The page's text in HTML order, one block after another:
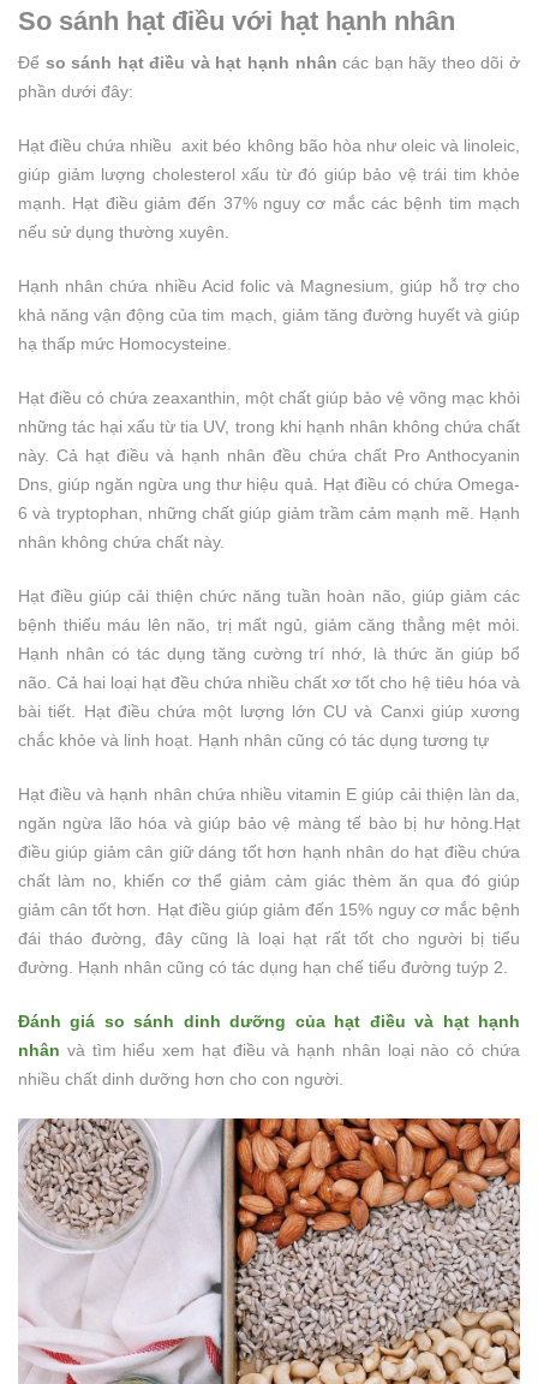
So sánh hạt điều với hạt hạnh nhân
Để so sánh hạt điều và hạt hạnh nhân các bạn hãy theo dõi ở
phần dưới đây:
Hạt điều chứa nhiều axit béo không bão hòa như oleic và linoleic,
giúp giảm lượng cholesterol xấu từ đó giúp bảo vệ trái tim khỏe
mạnh. Hạt điều giảm đến 37% nguy cơ mắc các bệnh tim mạch
nếu sử dụng thường xuyên.
Hạnh nhân chứa nhiều Acid folic và Magnesium, giúp hỗ trợ cho
khả năng vận động của tim mạch, giảm tăng đường huyết và giúp
hạ thấp mức Homocysteine.
Hạt điều có chứa zeaxanthin, một chất giúp bảo vệ võng mạc khỏi
những tác hại xấu từ tia UV, trong khi hạnh nhân không chứa chất
này. Cả hạt điều và hạnh nhân đều chứa chất Pro Anthocyanin
Dns, giúp ngăn ngừa ung thư hiệu quả. Hạt điều có chứa Omega-
6 và tryptophan, những chất giúp giảm trầm cảm mạnh mẽ. Hạnh
nhân không chứa chất này.
Hạt điều giúp cải thiện chức năng tuần hoàn não, giúp giảm các
bệnh thiếu máu lên não, trị mất ngủ, giảm căng thẳng mệt mỏi.
Hạnh nhân có tác dụng tăng cường trí nhớ, là thức ăn giúp bổ
não. Cả hai loại hạt đều chứa nhiều chất xơ tốt cho hệ tiêu hóa và
bài tiết. Hạt điều chứa một lượng lớn CU và Canxi giúp xương
chắc khỏe và linh hoạt. Hạnh nhân cũng có tác dụng tương tự
Hạt điều và hạnh nhân chứa nhiều vitamin E giúp cải thiện làn da,
ngăn ngừa lão hóa và giúp bảo vệ màng tế bào bị hư hỏng.Hạt
điều giúp giảm cân giữ dáng tốt hơn hạnh nhân do hạt điều chứa
chất làm no, khiến cơ thể giảm cảm giác thèm ăn qua đó giúp
giảm cân tốt hơn. Hạt điều giúp giảm đến 15% nguy cơ mắc bệnh
đái tháo đường, đây cũng là loại hạt rất tốt cho người bị tiểu
đường. Hạnh nhân cũng có tác dụng hạn chế tiểu đường tuýp 2.
Đánh giá so sánh dinh dưỡng của hạt điều và hạt hạnh
nhân và tìm hiểu xem hạt điều và hạnh nhân loại nào có chứa
nhiều chất dinh dưỡng hơn cho con người.